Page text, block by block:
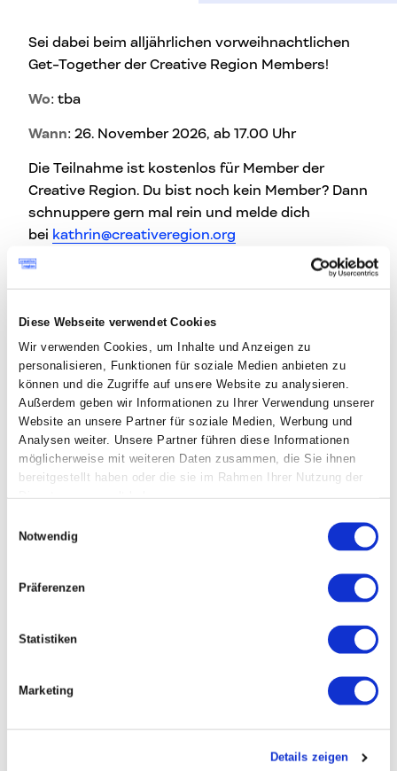
Diese Webseite verwendet Cookies
Wir verwenden Cookies, um Inhalte und Anzeigen zu
personalisieren, Funktionen für soziale Medien anbieten zu
können und die Zugriffe auf unsere Website zu analysieren.
Außerdem geben wir Informationen zu Ihrer Verwendung unserer
Website an unsere Partner für soziale Medien, Werbung und
Analysen weiter. Unsere Partner führen diese Informationen
möglicherweise mit weiteren Daten zusammen, die Sie ihnen
bereitgestellt haben oder die sie im Rahmen Ihrer Nutzung der
Dienste gesammelt haben.
Notwendig
Präferenzen
Statistiken
Marketing
Details zeigen
Sei dabei beim alljährlichen vorweihnachtlichen
Get-Together der Creative Region Members!
Wo: tba
Wann: 26. November 2026, ab 17.00 Uhr
Die Teilnahme ist kostenlos für Member der
Creative Region. Du bist noch kein Member? Dann
schnuppere gern mal rein und melde dich
bei kathrin@creativeregion.org
HIER findest du alle Infos zur Membership